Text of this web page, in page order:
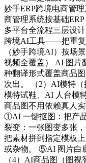
妙手ERP跨境电商管
商管理系统按基础
多平台全流程三层设
跨境AI工具——把重复
（妙手跨境AI）按场
视频全覆盖） AI 图片
种翻译形式覆盖商品
次出。 （2）AI模特
模特试鞋、AI 人台模
商品图不用依赖真人
①AI 一键抠图：把产
裂变：一张图变多张
把素材拼到指定模板
或杂物。 ⑤AI 图片白
（4）AI商品图（图